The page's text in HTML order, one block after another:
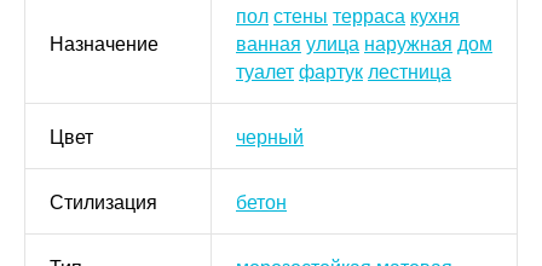
Назначение
полстены терраса кухня
ванная улица наружная дом
туалетфартуклестница
Цвет черный
Стилизация бетон